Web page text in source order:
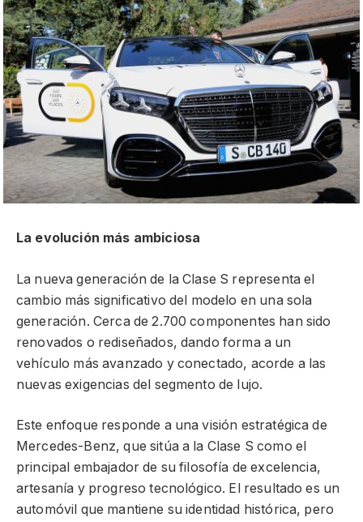
La evolución más ambiciosa
La nueva generación de la Clase S representa el
cambio más significativo del modelo en una sola
generación. Cerca de 2.700 componentes han sido
renovados o rediseñados, dando forma a un
vehículo más avanzado y conectado, acorde a las
nuevas exigencias del segmento de lujo.
Este enfoque responde a una visión estratégica de
Mercedes-Benz, que sitúa a la Clase S como el
principal embajador de su filosofía de excelencia,
artesanía y progreso tecnológico. El resultado es un
automóvil que mantiene su identidad histórica, pero